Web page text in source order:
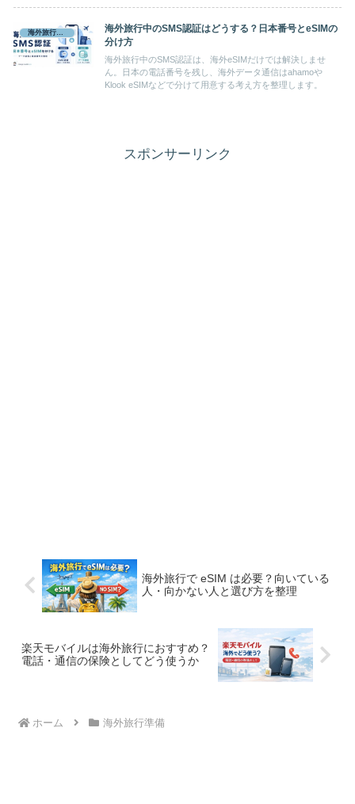
海外旅行準備
海外旅行中のSMS認証はどうする？日本番号とeSIMの
分け方
海外旅行中のSMS認証は、海外eSIMだけでは解決しませ
ん。日本の電話番号を残し、海外データ通信はahamoや
Klook eSIMなどで分けて用意する考え方を整理します。
スポンサーリンク
海外旅行で eSIM は必要？向いている
人・向かない人と選び方を整理
楽天モバイルは海外旅行におすすめ？
電話・通信の保険としてどう使うか
ホーム 海外旅行準備